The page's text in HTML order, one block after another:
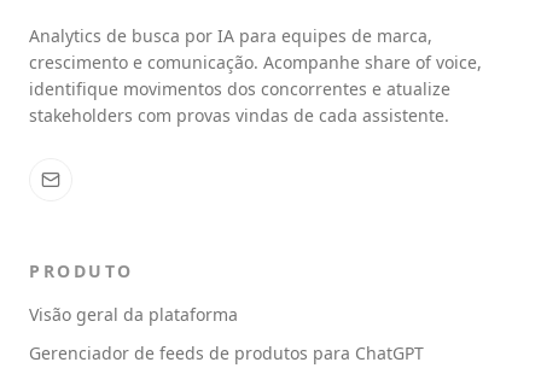
Analytics de busca por IA para equipes de marca,
crescimento e comunicação. Acompanhe share of voice,
identifique movimentos dos concorrentes e atualize
stakeholders com provas vindas de cada assistente.
PRODUTO
Visão geral da plataforma
Gerenciador de feeds de produtos para ChatGPT